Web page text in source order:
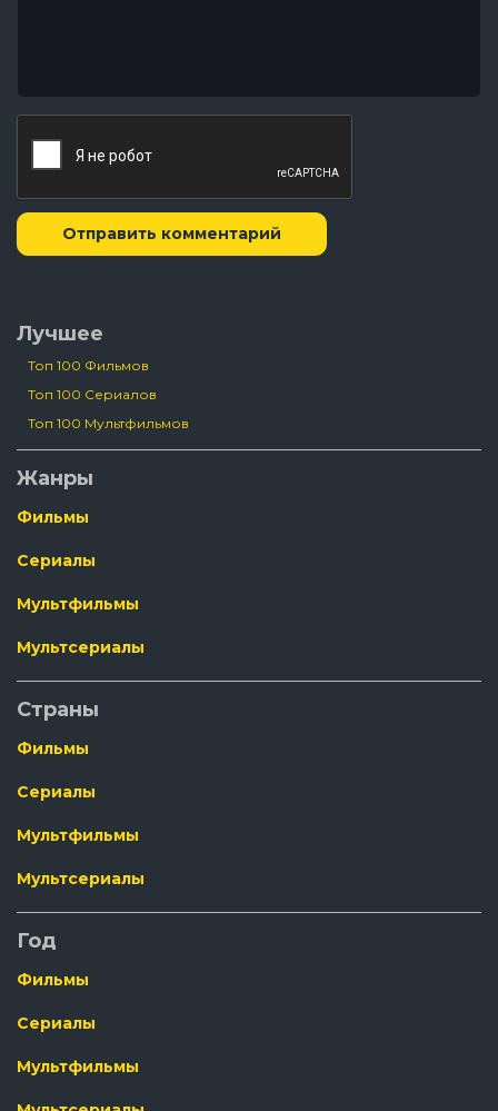
Отправить комментарий
Лучшее
Топ 100 Фильмов
Топ 100 Сериалов
Топ 100 Мультфильмов
Жанры
Фильмы
Сериалы
Мультфильмы
Мультсериалы
Страны
Фильмы
Сериалы
Мультфильмы
Мультсериалы
Год
Фильмы
Сериалы
Мультфильмы